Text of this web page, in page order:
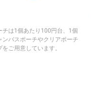
チは1個あたり100円台、1個
バスポーチやクリアポーチ
ご用意しています。